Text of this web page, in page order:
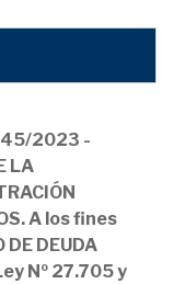
2023 -
LA
A los fines
DE DEUDA
Nº 27.705 y